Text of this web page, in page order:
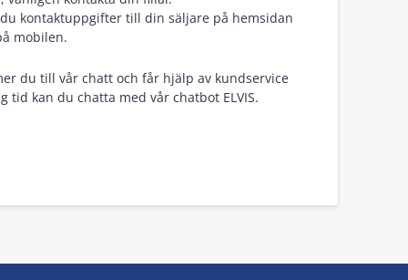
kontaktuppgifter till din säljare på hemsidan
mobilen.
du till vår chatt och får hjälp av kundservice
tid kan du chatta med vår chatbot ELVIS.